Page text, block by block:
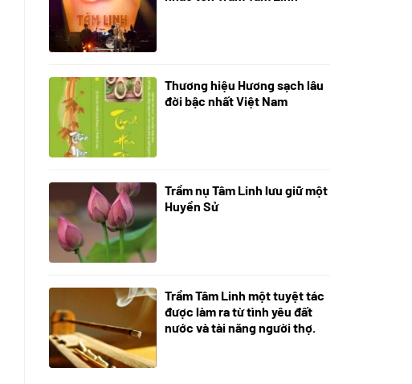
18/10/2025
Thương hiệu Hương sạch lâu
đời bậc nhất Việt Nam
05/10/2025
Trầm nụ Tâm Linh lưu giữ một
Huyền Sử
09/06/2024
Trầm Tâm Linh một tuyệt tác
được làm ra từ tình yêu đất
nước và tài năng người thợ.